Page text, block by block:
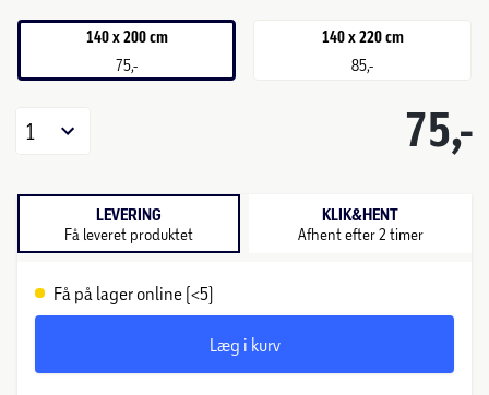
140 x 200 cm
75,-
140 x 220 cm
85,-
75,-
1
LEVERING
Få leveret produktet
KLIK&HENT
Afhent efter 2 timer
Få på lager online (<5)
Læg i kurv